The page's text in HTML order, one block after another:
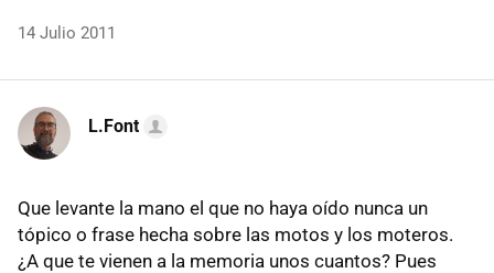
14 Julio 2011
L.Font
Que levante la mano el que no haya oído nunca un
tópico o frase hecha sobre las motos y los moteros.
¿A que te vienen a la memoria unos cuantos? Pues